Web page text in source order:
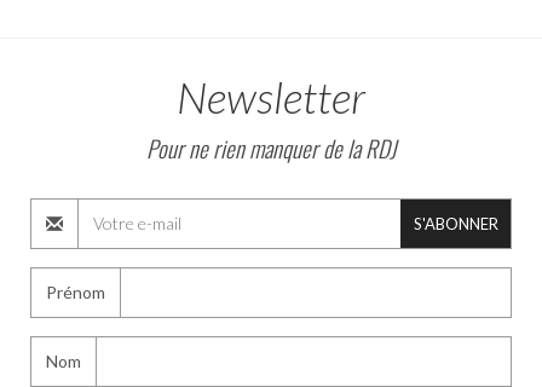
Newsletter
Pour ne rien manquer de la RDJ
S'ABONNER
Prénom
Nom